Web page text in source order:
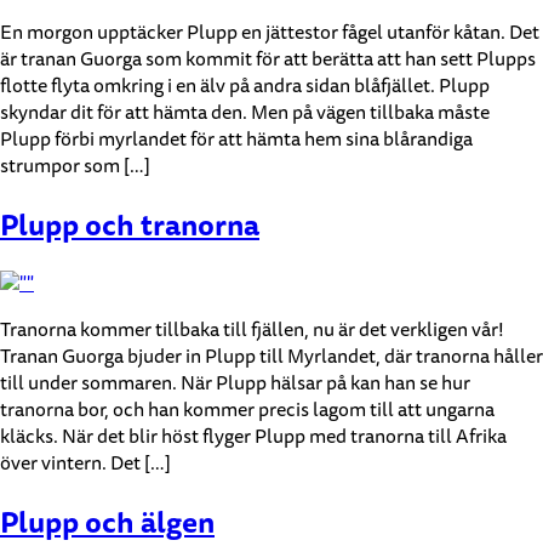
En morgon upptäcker Plupp en jättestor fågel utanför kåtan. Det
är tranan Guorga som kommit för att berätta att han sett Plupps
flotte flyta omkring i en älv på andra sidan blåfjället. Plupp
skyndar dit för att hämta den. Men på vägen tillbaka måste
Plupp förbi myrlandet för att hämta hem sina blårandiga
strumpor som […]
Plupp och tranorna
Tranorna kommer tillbaka till fjällen, nu är det verkligen vår!
Tranan Guorga bjuder in Plupp till Myrlandet, där tranorna håller
till under sommaren. När Plupp hälsar på kan han se hur
tranorna bor, och han kommer precis lagom till att ungarna
kläcks. När det blir höst flyger Plupp med tranorna till Afrika
över vintern. Det […]
Plupp och älgen